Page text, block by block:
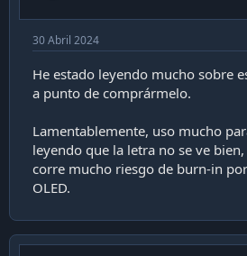
6. Armado de base (muy firme)
7. Base armada (acostada)
8. Tornillo seguridad Base +
30 Abril 2024
He estado leyendo mucho sobre
a punto de comprármelo.
Lamentablemente, uso mucho
leyendo que la letra no se ve
corre mucho riesgo de burn-in
OLED.